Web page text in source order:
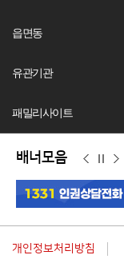
읍면동
유관기관
패밀리사이트
배너모음
이
전
정
지
다
음
개인정보처리방침